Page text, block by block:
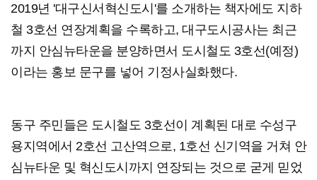
2019년 '대구신서혁신도시'를 소개하는 책자에도 지하
철 3호선 연장계획을 수록하고, 대구도시공사는 최근
까지 안심뉴타운을 분양하면서 도시철도 3호선(예정)
이라는 홍보 문구를 넣어 기정사실화했다.
동구 주민들은 도시철도 3호선이 계획된 대로 수성구
용지역에서 2호선 고산역으로, 1호선 신기역을 거쳐 안
심뉴타운 및 혁신도시까지 연장되는 것으로 굳게 믿었